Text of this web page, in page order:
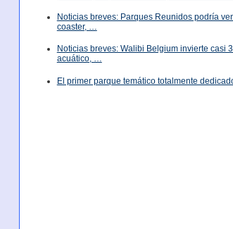
Noticias breves: Parques Reunidos podría
coaster, …
Noticias breves: Walibi Belgium invierte casi
acuático, …
El primer parque temático totalmente